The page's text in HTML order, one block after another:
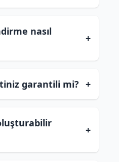
nasıl
+
garantili mi? +
+